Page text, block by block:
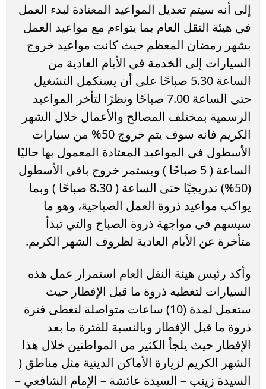
إلى أنه سيتم تعديل المواعيد المعتادة لبدء العمل
في هيئة النقل العام بما يتواءم مع مواعيد العمل
بشهر رمضان المعظم حيث كانت مواعيد خروج
السيارات إلى الخدمة في الأيام العادية من
الساعة 5.30 صباحًا على أن يستكمل التشغيل
حتى الساعة 7.00 صباحًا ونظرًا لتأخر المواعيد
الرسمية بمختلف المصالح والأعمال خلال الشهر
الكريم فانه سوف يتم خروج 50% من سيارات
الأسطول في المواعيد المعتادة المعمول بها حاليًا
الساعة ( 5 صباحًا ) ويستمر خروج باقي الأسطول
(50%) تدريجيًا حتى الساعة ( 8.30 صباحًا ) وبما
يواكب مواعيد ذروة العمل الصباحية، وهو ما
سيسهم فى مواجهة ذروة الصباح والتي تبدأ
متأخرة عن الأيام العادية لظروف الشهر الكريم.
وأكد رئيس هيئة النقل العام استمرار عمل هذه
السيارات لتغطيه ذروة ما قبل الإفطار حيث
ستعمل لمدة (10) ساعات متواصلة لتغطى فترة
ذروة ما قبل الإفطار وبالنسبة للفترة ما بعد
الإفطار حيث يلجأ الكثير من المواطنين خلال هذا
الشهر الكريم لزيارة الأماكن الدينية مثل مناطق (
السيدة زينب – السيدة عائشة – الإمام الشافعي –